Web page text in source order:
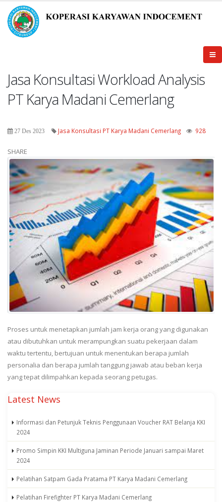
Jasa Konsultasi Workload Analysis
PT Karya Madani Cemerlang
27 Des 2023 Jasa Konsultasi PT Karya Madani Cemerlang 928
SHARE
Proses untuk menetapkan jumlah jam kerja orang yang digunakan
atau dibutuhkan untuk merampungkan suatu pekerjaan dalam
waktu tertentu, bertujuan untuk menentukan berapa jumlah
personalia dan berapa jumlah tanggung jawab atau beban kerja
yang tepat dilimpahkan kepada seorang petugas.
Latest News
Informasi dan Petunjuk Teknis Penggunaan Voucher RAT Belanja KKI
2024
Promo Simpin KKI Multiguna Jaminan Periode Januari sampai Maret
2024
Pelatihan Satpam Gada Pratama PT Karya Madani Cemerlang
Pelatihan Firefighter PT Karya Madani Cemerlang